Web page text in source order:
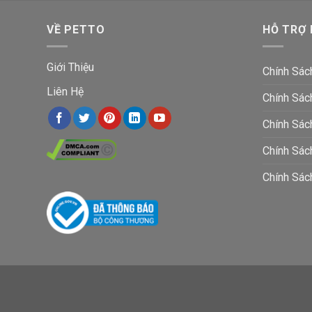
Nhà cây
sử dụng.
Với kiểu
sống.
Nhà
nhà cây
tình trạng
chiều
VỀ PETTO
Giới Thiệu
Liên Hệ
HỖ TRỢ
Chính
Chính
Chính
Chính
Chính